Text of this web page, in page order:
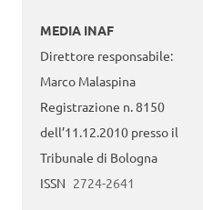
MEDIA INAF
Direttore responsabile:
Marco Malaspina
Registrazione n. 8150
dell’11.12.2010 presso il
Tribunale di Bologna
ISSN 2724-2641